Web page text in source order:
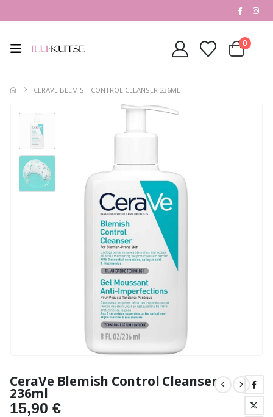
0
CERAVE BLEMISH CONTROL CLEANSER 236ML
CeraVe Blemish Control Cleanser
236ml
15,90 €